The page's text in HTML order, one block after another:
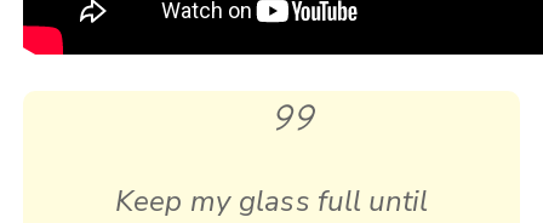
Keep my glass full until